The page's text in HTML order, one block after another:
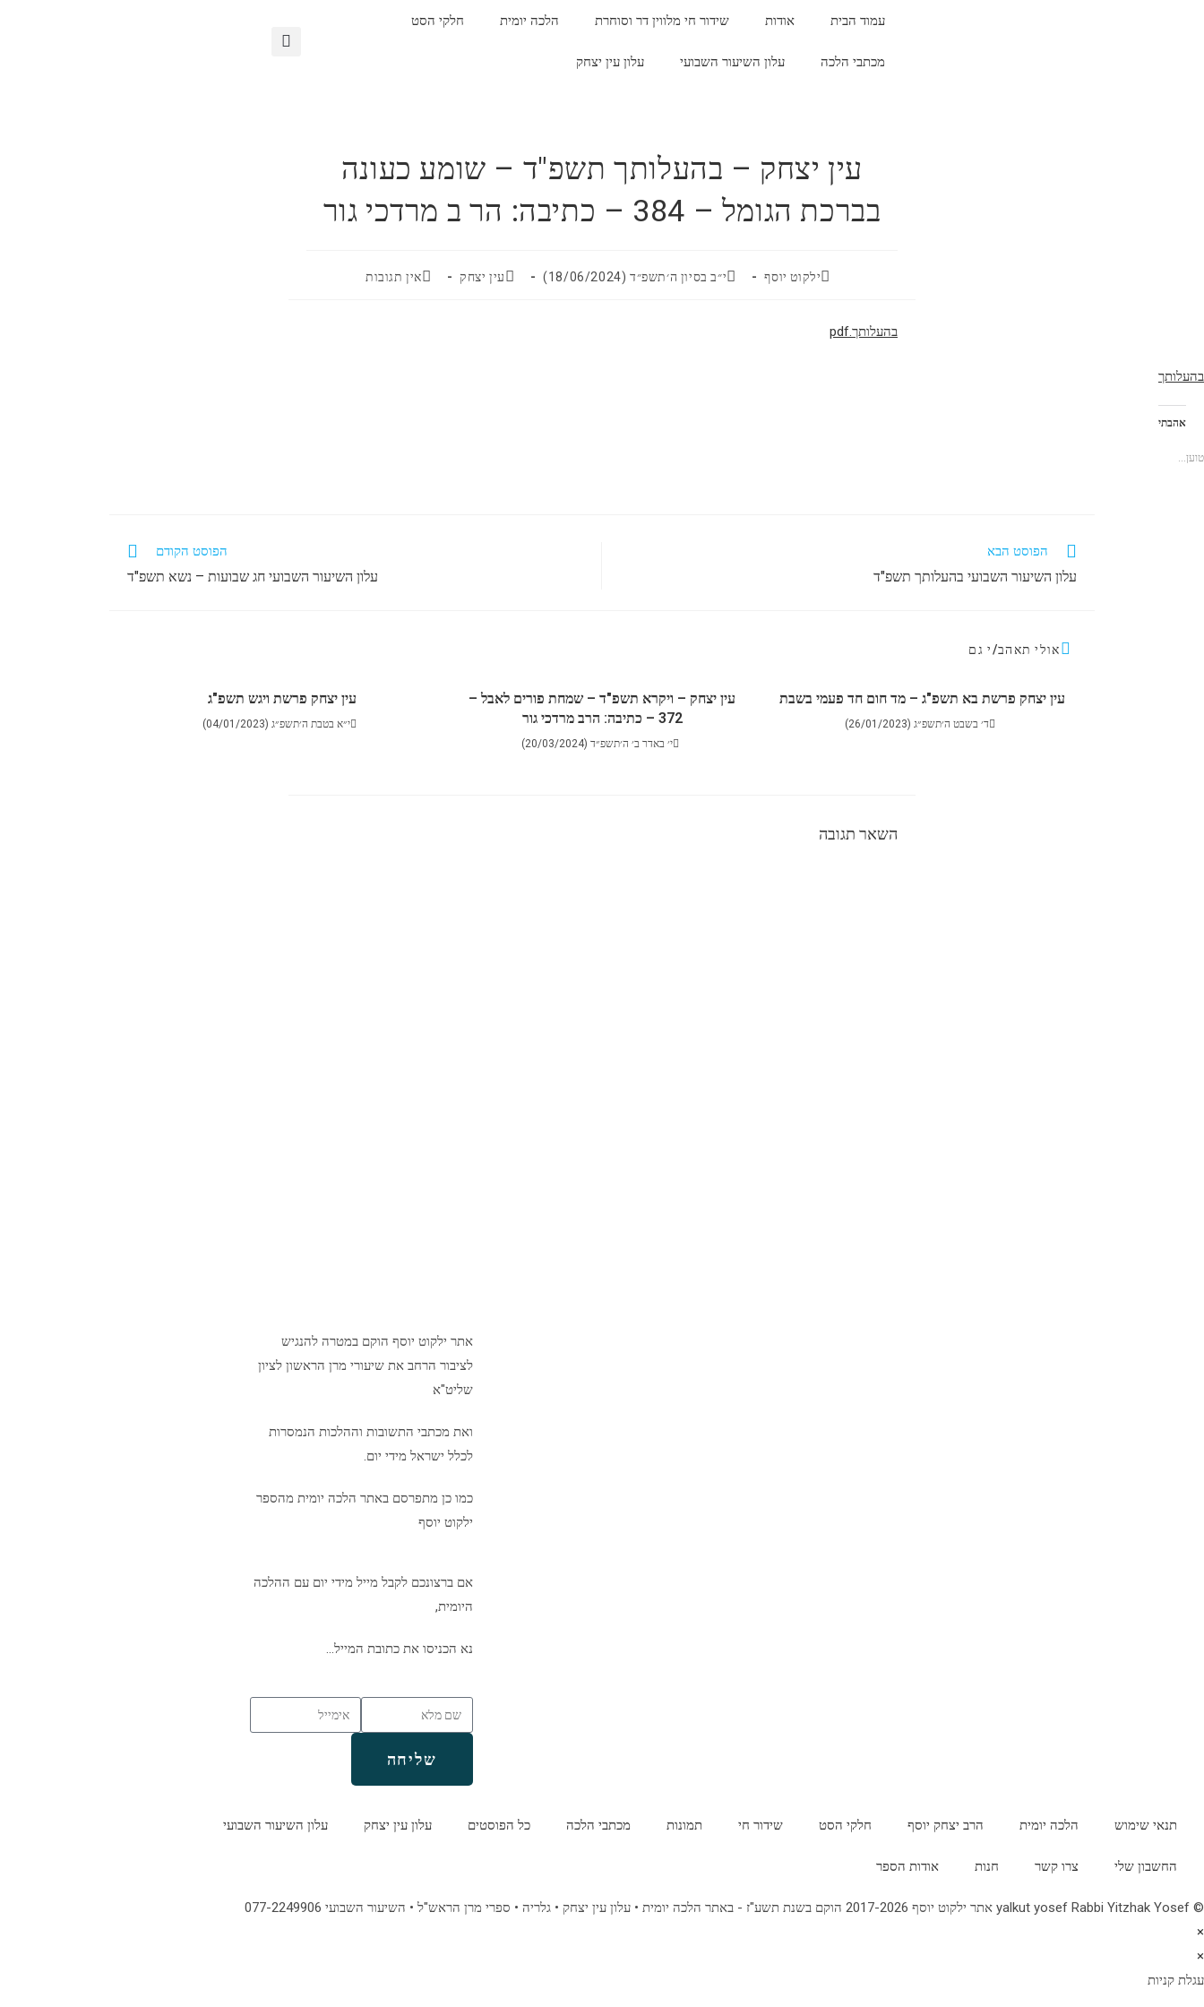
עמוד הבית אודות שידור חי מלווין דר וסוחרת הלכה יומית חלקי הסט
מכתבי הלכה עלון השיעור השבועי עלון עין יצחק
עין יצחק – בהעלותך תשפ"ד – שומע כעונה
בברכת הגומל – 384 – כתיבה: הר ב מרדכי גור
ילקוט יוסף י״ב בסיון ה׳תשפ״ד (18/06/2024) עין יצחק אין תגובות
בהעלותך.pdf
בהעלותך
אהבתי
טוען...
הפוסט הקודם
עלון השיעור השבועי חג שבועות – נשא תשפ"ד
הפוסט הבא
עלון השיעור השבועי בהעלותך תשפ"ד
אולי תאהב/י גם
עין יצחק פרשת ויגש תשפ"ג
י״א בטבת ה׳תשפ״ג (04/01/2023)
עין יצחק – ויקרא תשפ"ד – שמחת פורים לאבל –
372 – כתיבה: הרב מרדכי גור
י׳ באדר ב׳ ה׳תשפ״ד (20/03/2024)
עין יצחק פרשת בא תשפ"ג – מד חום חד פעמי בשבת
ד׳ בשבט ה׳תשפ״ג (26/01/2023)
השאר תגובה
אתר ילקוט יוסף הוקם במטרה להנגיש
לציבור הרחב את שיעורי מרן הראשון לציון
שליט"א
ואת מכתבי התשובות וההלכות הנמסרות
לכלל ישראל מידי יום.
כמו כן מתפרסם באתר הלכה יומית מהספר
ילקוט יוסף
אם ברצונכם לקבל מייל מידי יום עם ההלכה
היומית,
נא הכניסו את כתובת המייל…
שליחה
תנאי שימוש הלכה יומית הרב יצחק יוסף חלקי הסט שידור חי תמונות מכתבי הלכה כל הפוסטים עלון עין יצחק עלון השיעור השבועי
החשבון שלי צרו קשר חנות אודות הספר
© yalkut yosef Rabbi Yitzhak Yosef אתר ילקוט יוסף 2017-2026 הוקם בשנת תשע"ז - באתר הלכה יומית • עלון עין יצחק • גלריה • ספרי מרן הראש"ל • השיעור השבועי 077-2249906
×
×
עגלת קניות